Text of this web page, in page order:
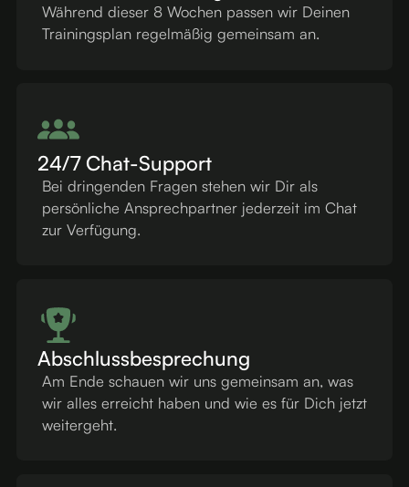
Während dieser 8 Wochen passen wir Deinen
Trainingsplan regelmäßig gemeinsam an.
24/7 Chat-Support
Bei dringenden Fragen stehen wir Dir als
persönliche Ansprechpartner jederzeit im Chat
zur Verfügung.
Abschlussbesprechung
Am Ende schauen wir uns gemeinsam an, was
wir alles erreicht haben und wie es für Dich jetzt
weitergeht.